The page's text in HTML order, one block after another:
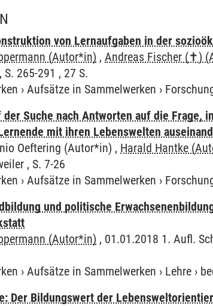
von Lernaufgaben in der
(Autor*in) ,Andreas Fischer (✝)
265-291 , 27 S.
›Aufsätze in Sammelwerken ›
Suche nach Antworten auf die Frage,
mit ihren Lebenswelten
Oeftering (Autor*in) , Harald Hantke
, S. 7-26
›Aufsätze in Sammelwerken ›
und politische
(Autor*in) , 01.01.2018 1. Aufl.
›Aufsätze in Sammelwerken › Lehre ›
Der Bildungswert der